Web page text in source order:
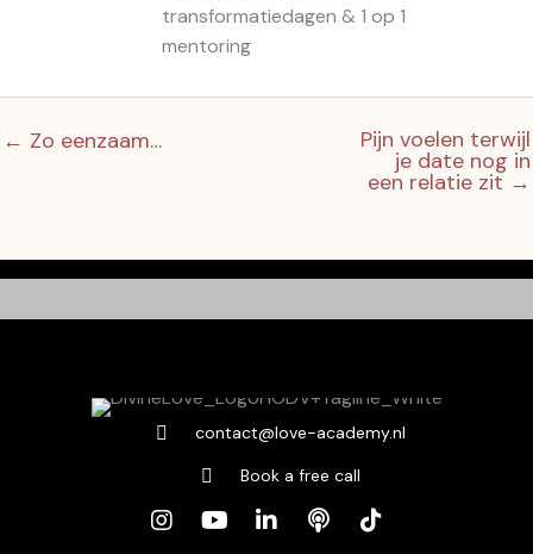
transformatiedagen & 1 op 1
mentoring
← Zo eenzaam… Pijn voelen terwijl
je date nog in
een relatie zit →
contact@love-academy.nl
Book a free call